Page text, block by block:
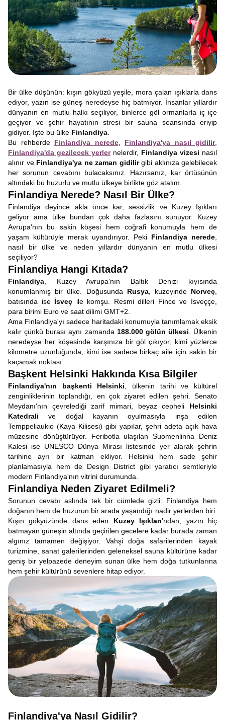
Bir ülke düşünün: kışın gökyüzü yeşile, mora çalan ışıklarla dans
ediyor, yazın ise güneş neredeyse hiç batmıyor. İnsanlar yıllardır
dünyanın en mutlu halkı seçiliyor, binlerce göl ormanlarla iç içe
geçiyor ve şehir hayatının stresi bir sauna seansında eriyip
gidiyor. İşte bu ülke Finlandiya
Bu rehberde Finlandiya nerede, Finlandiya'ya nasıl gidilir,
Finlandiya'da gezilecek yerlernelerdir, Finlandiya vizesi nasıl
alınır ve Finlandiya'ya ne zaman gidilirgibi aklınıza gelebilecek
her sorunun cevabını bulacaksınız. Hazırsanız, kar örtüsünün
altındaki bu huzurlu ve mutlu ülkeye birlikte göz atalım.
Finlandiya Nerede? Nasıl Bir Ülke?
Finlandiya deyince akla önce kar, sessizlik ve Kuzey Işıkları
geliyor ama ülke bundan çok daha fazlasını sunuyor. Kuzey
Avrupa'nın bu sakin köşesi hem coğrafi konumuyla hem de
yaşam kültürüyle merak uyandırıyor. Peki Finlandiya nerede
nasıl bir ülke ve neden yıllardır dünyanın en mutlu ülkesi
seçiliyor?
Finlandiya Hangi Kıtada?
Finlandiya , Kuzey Avrupa'nın Baltık Denizi kıyısında
konumlanmış bir ülke. Doğusunda Rusya, kuzeyinde Norveç
batısında ise İsveç ile komşu. Resmi dilleri Fince ve İsveççe,
para birimi Euro ve saat dilimi GMT+2.
Ama Finlandiya'yı sadece haritadaki konumuyla tanımlamak eksik
kalır çünkü burası aynı zamanda 188.000 gölün ülkesi . Ülkenin
neredeyse her köşesinde karşınıza bir göl çıkıyor; kimi yüzlerce
kilometre uzunluğunda, kimi ise sadece birkaç aile için sakin bir
kaçamak noktası.
Başkent Helsinki Hakkında Kısa Bilgiler
Finlandiya'nın başkenti Helsinki , ülkenin tarihi ve kültürel
zenginliklerinin toplandığı, en çok ziyaret edilen şehri. Senato
Meydanı'nın çevrelediği zarif mimari, beyaz cepheli Helsinki
Katedrali ve doğal kayanın oyulmasıyla inşa edilen
Temppeliaukio (Kaya Kilisesi) gibi yapılar, şehri adeta açık hava
müzesine dönüştürüyor. Feribotla ulaşılan Suomenlinna Deniz
Kalesi ise UNESCO Dünya Mirası listesinde yer alarak şehrin
tarihine ayrı bir katman ekliyor. Helsinki hem sade şehir
planlamasıyla hem de Design District gibi yaratıcı semtleriyle
modern Finlandiya'nın vitrini durumunda.
Finlandiya Neden Ziyaret Edilmeli?
Sorunun cevabı aslında tek bir cümlede gizli: Finlandiya hem
doğanın hem de huzurun bir arada yaşandığı nadir yerlerden biri.
Kışın gökyüzünde dans eden Kuzey Işıkları'ndan, yazın hiç
batmayan güneşin altında geçirilen gecelere kadar burada zaman
algınız tamamen değişiyor. Vahşi doğa safarilerinden kayak
turizmine, sanat galerilerinden geleneksel sauna kültürüne kadar
geniş bir yelpazede deneyim sunan ülke hem doğa tutkunlarına
hem şehir kültürünü sevenlere hitap ediyor.
Finlandiya'ya Nasıl Gidilir?